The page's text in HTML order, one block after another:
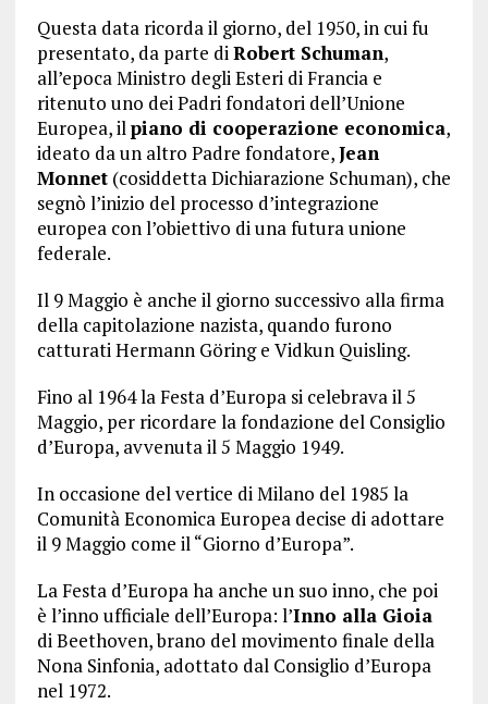
Questa data ricorda il giorno, del 1950, in cui fu
presentato, da parte diRobert Schuman,
all’epoca Ministro degli Esteri di Francia e
ritenuto uno dei Padri fondatori dell’Unione
Europea, ilpiano di cooperazione economica,
ideato da un altro Padre fondatore,Jean
Monnet(cosiddetta Dichiarazione Schuman), che
segnò l’inizio del processo d’integrazione
europea con l’obiettivo di una futura unione
federale.
Il 9 Maggio è anche il giorno successivo alla firma
della capitolazione nazista, quando furono
catturati Hermann Göring e Vidkun Quisling.
Fino al 1964 la Festa d’Europa si celebrava il 5
Maggio, per ricordare la fondazione del Consiglio
d’Europa, avvenuta il 5 Maggio 1949.
In occasione del vertice di Milano del 1985 la
Comunità Economica Europea decise di adottare
il 9 Maggio come il “Giorno d’Europa”.
La Festa d’Europa ha anche un suo inno, che poi
è l’inno ufficiale dell’Europa: l’Inno alla Gioia
di Beethoven, brano del movimento finale della
Nona Sinfonia, adottato dal Consiglio d’Europa
nel 1972.